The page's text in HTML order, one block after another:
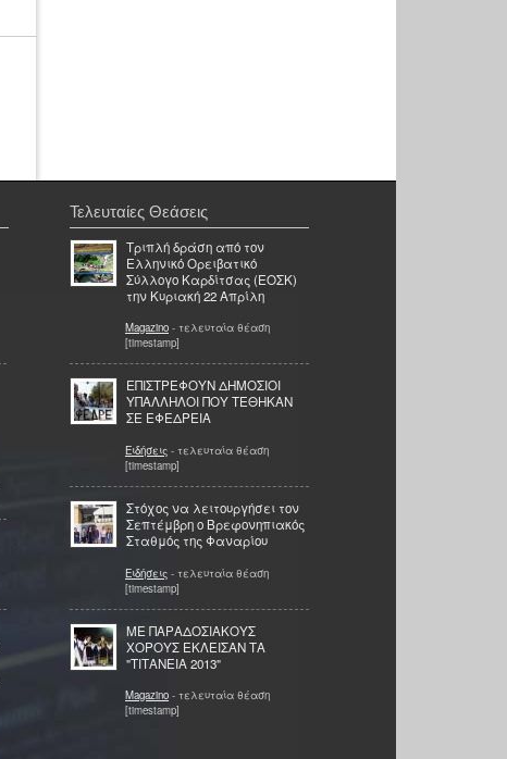
Τελευταίες Θεάσεις
Τριπλή δράση από τον
Ελληνικό Ορειβατικό
Σύλλογο Καρδίτσας (ΕΟΣΚ)
την Κυριακή 22 Απρίλη
Magazino - τελευταία θέαση
[timestamp]
ΕΠΙΣΤΡΕΦΟΥΝ ΔΗΜΟΣΙΟΙ
ΥΠΑΛΛΗΛΟΙ ΠΟΥ ΤΕΘΗΚΑΝ
ΣΕ ΕΦΕΔΡΕΙΑ
Ειδήσεις - τελευταία θέαση
[timestamp]
Στόχος να λειτουργήσει τον
Σεπτέμβρη ο Βρεφονηπιακός
Σταθμός της Φαναρίου
Ειδήσεις - τελευταία θέαση
[timestamp]
ΜΕ ΠΑΡΑΔΟΣΙΑΚΟΥΣ
ΧΟΡΟΥΣ ΕΚΛΕΙΣΑΝ ΤΑ
"ΤΙΤΑΝΕΙΑ 2013"
Magazino - τελευταία θέαση
[timestamp]